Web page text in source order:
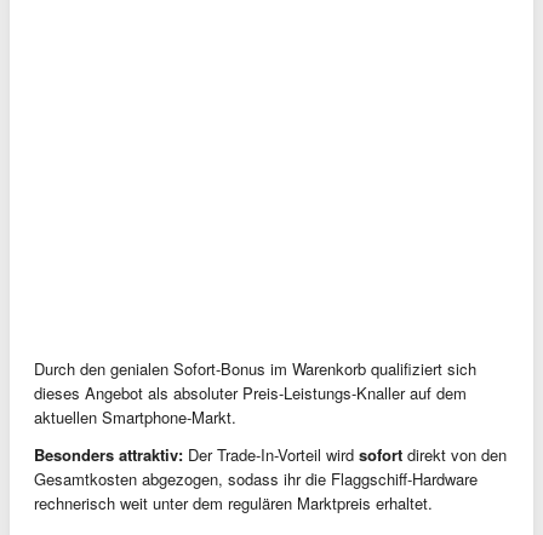
Durch den genialen Sofort-Bonus im Warenkorb qualifiziert sich
dieses Angebot als absoluter Preis-Leistungs-Knaller auf dem
aktuellen Smartphone-Markt.
Besonders attraktiv: Der Trade-In-Vorteil wird sofort direkt von den
Gesamtkosten abgezogen, sodass ihr die Flaggschiff-Hardware
rechnerisch weit unter dem regulären Marktpreis erhaltet.